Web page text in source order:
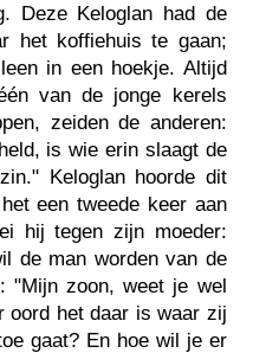
Deze Keloglan had de
het koffiehuis te gaan;
in een hoekje. Altijd
van de jonge kerels
zeiden de anderen:
is wie erin slaagt de
Keloglan hoorde dit
een tweede keer aan
hij tegen zijn moeder:
de man worden van de
"Mijn zoon, weet je wel
oord het daar is waar zij
gaat? En hoe wil je er